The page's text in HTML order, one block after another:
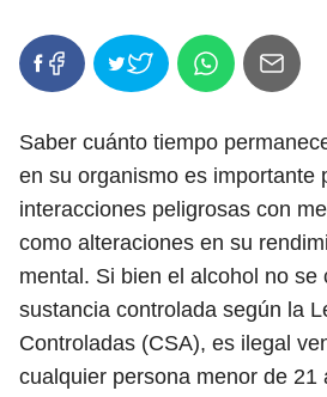
Saber cuánto tiempo
en su organismo es importante
interacciones peligrosas con
como alteraciones en su
mental. Si bien el alcohol no se
sustancia controlada según la
Controladas (CSA), es ilegal
cualquier persona menor de 21